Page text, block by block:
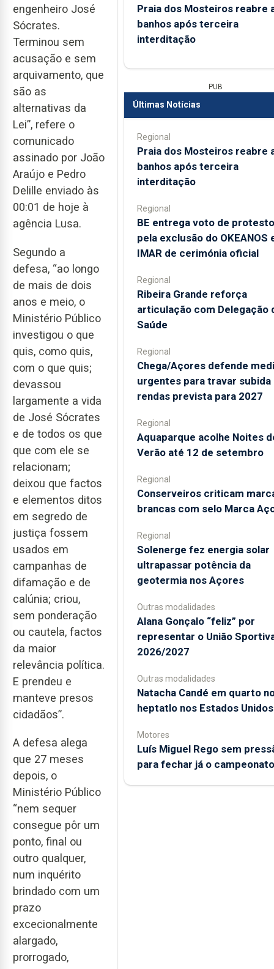
engenheiro José
Sócrates.
Terminou sem
acusação e sem
arquivamento, que
são as
alternativas da
Lei”, refere o
comunicado
assinado por João
Araújo e Pedro
Delille enviado às
00:01 de hoje à
agência Lusa.
Segundo a
defesa, “ao longo
de mais de dois
anos e meio, o
Ministério Público
investigou o que
quis, como quis,
com o que quis;
devassou
largamente a vida
de José Sócrates
e de todos os que
que com ele se
relacionam;
deixou que factos
e elementos ditos
em segredo de
justiça fossem
usados em
campanhas de
difamação e de
calúnia; criou,
sem ponderação
ou cautela, factos
da maior
relevância política.
E prendeu e
manteve presos
cidadãos”.
A defesa alega
que 27 meses
depois, o
Ministério Público
“nem sequer
consegue pôr um
ponto, final ou
outro qualquer,
num inquérito
brindado com um
prazo
excecionalmente
alargado,
prorrogado,
Praia dos Mosteiros reabre
banhos após terceira
interditação
PUB
Últimas Notícias
Regional
Praia dos Mosteiros reabre
banhos após terceira
interditação
Regional
BE entrega voto de protesto
pela exclusão do OKEANOS
IMAR de cerimónia oficial
Regional
Ribeira Grande reforça
articulação com Delegação
Saúde
Regional
Chega/Açores defende
urgentes para travar subida
rendas prevista para 2027
Regional
Aquaparque acolhe Noites
Verão até 12 de setembro
Regional
Conserveiros criticam
brancas com selo Marca
Regional
Solenerge fez energia solar
ultrapassar potência da
geotermia nos Açores
Outras modalidades
Alana Gonçalo “feliz” por
representar o União
2026/2027
Outras modalidades
Natacha Candé em quarto
heptatlo nos Estados Unidos
Motores
Luís Miguel Rego sem
para fechar já o campeonato